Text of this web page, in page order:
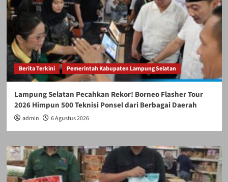
Berita Terkini Pemerintah Kabupaten Lampung Selatan
Lampung Selatan Pecahkan Rekor! Borneo Flasher Tour
2026 Himpun 500 Teknisi Ponsel dari Berbagai Daerah
admin 6 Agustus 2026